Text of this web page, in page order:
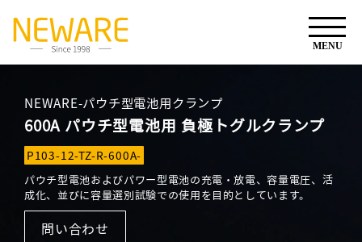
NEWARE-パウチ型電池用クランプ
600A パウチ型電池用 負極トグルクランプ
P103-12-TZ-R-600A-
パウチ型電池およびパワー型電池の充電・放電、容量電圧、活
成化、並びに容量選別試験での使用を目的としています。
問い合わせ